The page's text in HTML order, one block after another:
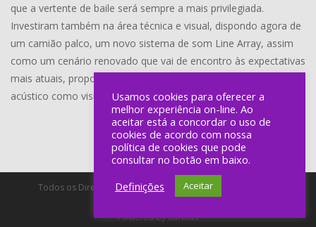
que a vertente de baile será sempre a mais privilegiada.
Investiram também na área técnica e visual, dispondo agora de
um camião palco, um novo sistema de som Line Array, assim
como um cenário renovado que vai de encontro às expectativas
mais atuais, proporcionando um bom espetáculo tanto a nível
acústico como visual.
Todos os Direitos Reservados a Lineu Ramos - Produção de
Powered by auratus
Usamos cookies para oferecer a
melhor experiência on-line. Ao
aceitar está a concordar o uso de
cookies de acordo com nossa
política de cookies que pode
consultar no botão em baixo.
Definições
Aceitar